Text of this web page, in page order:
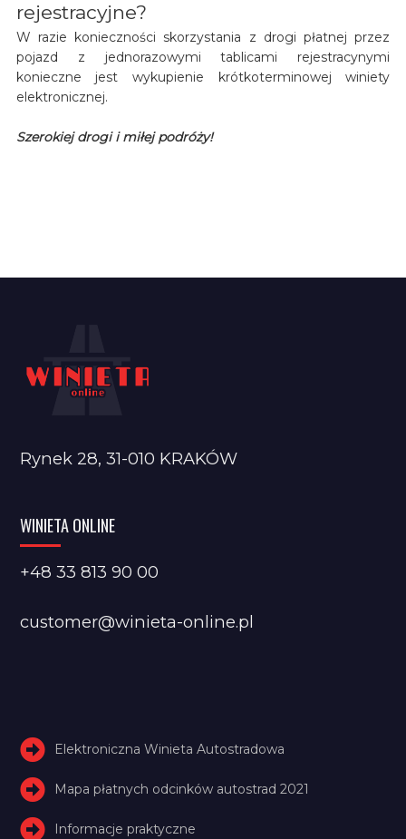
rejestracyjne?
W razie konieczności skorzystania z drogi płatnej przez
pojazd z jednorazowymi tablicami rejestracynymi
konieczne jest wykupienie krótkoterminowej winiety
elektronicznej.
Szerokiej drogi i miłej podróży!
Rynek 28, 31-010 KRAKÓW
WINIETA ONLINE
+48 33 813 90 00
customer@winieta-online.pl
Elektroniczna Winieta Autostradowa
Mapa płatnych odcinków autostrad 2021
Informacje praktyczne